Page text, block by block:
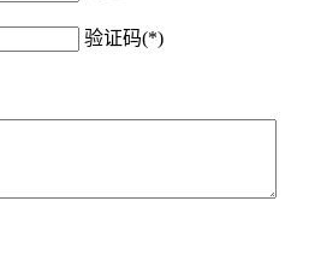
验证码(*)